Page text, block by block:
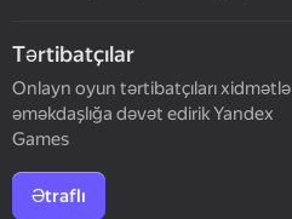
Tərtibatçılar
Onlayn oyun tərtibatçıları xidmətlə
əməkdaşlığa dəvət edirik Yandex
Games
Ətraflı